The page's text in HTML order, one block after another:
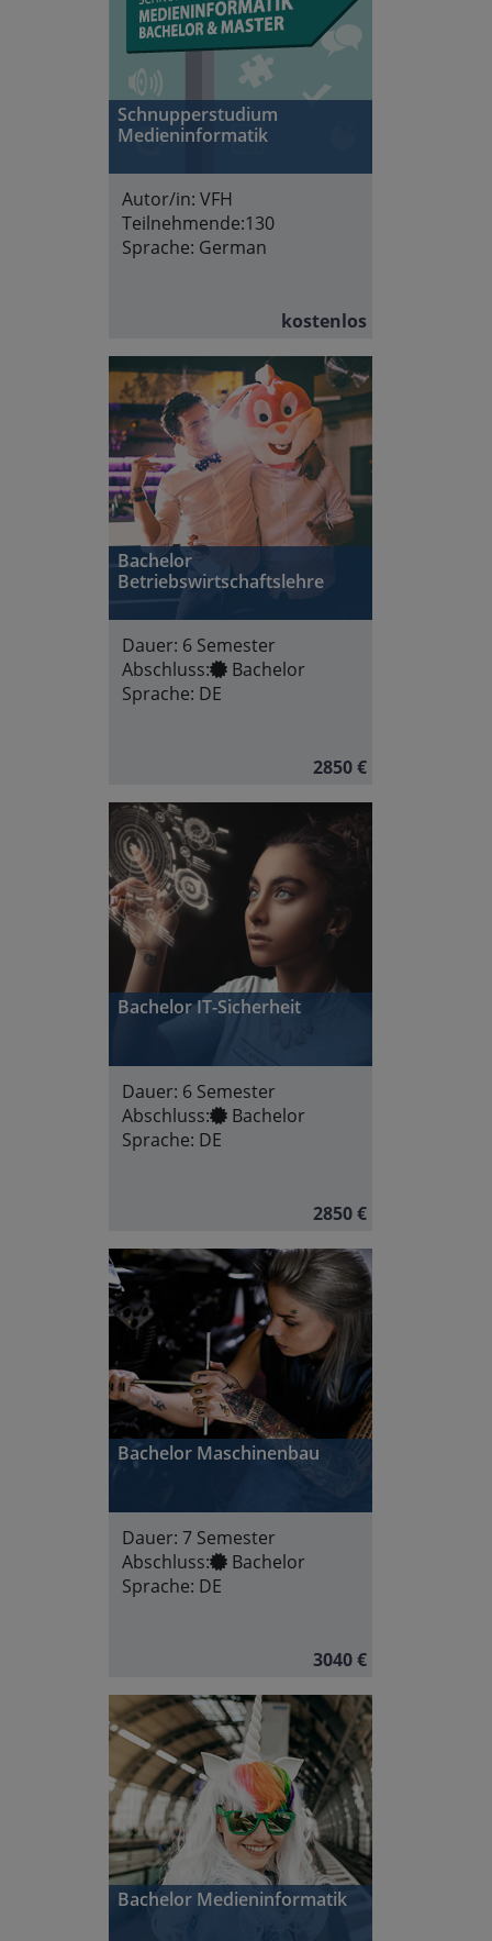
Schnupperstudium
Medieninformatik
Autor/in: VFH
Teilnehmende:130
Sprache: German
kostenlos
Bachelor
Betriebswirtschaftslehre
Dauer: 6 Semester
Abschluss:
Bachelor
Sprache: DE
2850 €
Bachelor IT-Sicherheit
Dauer: 6 Semester
Abschluss:
Bachelor
Sprache: DE
2850 €
Bachelor Maschinenbau
Dauer: 7 Semester
Abschluss:
Bachelor
Sprache: DE
3040 €
Bachelor Medieninformatik